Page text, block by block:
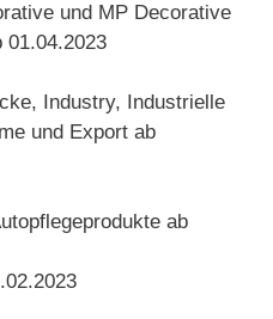
und MP Decorative
01.04.2023
Industry, Industrielle
und Export ab
ab